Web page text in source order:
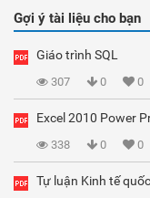
Gợi ý tài liệu cho bạn
Giáo trình SQL
307 0 0
Excel 2010 Power
338 0 0
Tự luận Kinh tế